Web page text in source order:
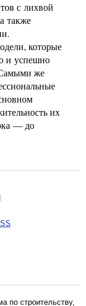
с лихвой
также
которые
и успешно
же
их
— до
по строительству,